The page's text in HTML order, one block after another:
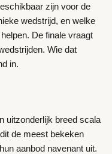
zijn voor de
wedstrijd, en welke
De finale vraagt
Wie dat
in.
uitzonderlijk breed scala
de meest bekeken
aanbod navenant uit.